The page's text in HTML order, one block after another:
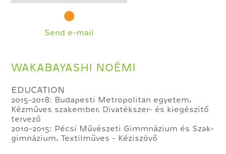
Send e-mail
WAKABAYASHI NOÉMI
EDUCATION
2015-2018: Budapesti Metropolitan egyetem,
Kézműves szakember, Divatékszer- és kiegészítő
tervező
2010-2015: Pécsi Művészeti Gimmnázium és Szak-
gimnázium, Textilműves - Kéziszövő